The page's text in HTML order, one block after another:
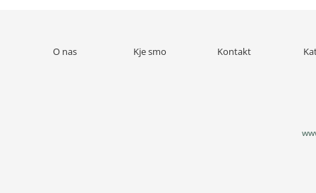
O nas Kje smo Kontakt